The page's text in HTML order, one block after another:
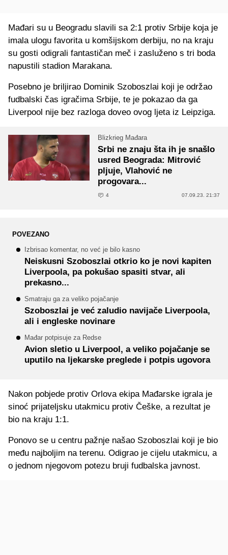
Mađari su u Beogradu slavili sa 2:1 protiv Srbije koja je
imala ulogu favorita u komšijskom derbiju, no na kraju
su gosti odigrali fantastičan meč i zasluženo s tri boda
napustili stadion Marakana.
Posebno je briljirao Dominik Szoboszlai koji je održao
fudbalski čas igračima Srbije, te je pokazao da ga
Liverpool nije bez razloga doveo ovog ljeta iz Leipziga.
Blizkrieg Mađara
Srbi ne znaju šta ih je snašlo
usred Beograda: Mitrović
pljuje, Vlahović ne
progovara...
4 07.09.23. 21:37
POVEZANO
Izbrisao komentar, no već je bilo kasno
Neiskusni Szoboszlai otkrio ko je novi kapiten
Liverpoola, pa pokušao spasiti stvar, ali
prekasno...
Smatraju ga za veliko pojačanje
Szoboszlai je već zaludio navijače Liverpoola,
ali i engleske novinare
Mađar potpisuje za Redse
Avion sletio u Liverpool, a veliko pojačanje se
uputilo na ljekarske preglede i potpis ugovora
Nakon pobjede protiv Orlova ekipa Mađarske igrala je
sinoć prijateljsku utakmicu protiv Češke, a rezultat je
bio na kraju 1:1.
Ponovo se u centru pažnje našao Szoboszlai koji je bio
među najboljim na terenu. Odigrao je cijelu utakmicu, a
o jednom njegovom potezu bruji fudbalska javnost.